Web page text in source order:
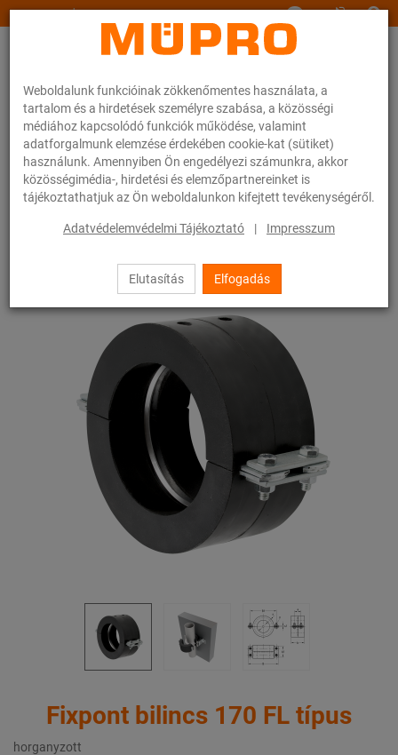
Weboldalunk funkcióinak zökkenőmentes használata, a
tartalom és a hirdetések személyre szabása, a közösségi
médiához kapcsolódó funkciók működése, valamint
adatforgalmunk elemzése érdekében cookie-kat (sütiket)
használunk. Amennyiben Ön engedélyezi számunkra, akkor
közösségimédia-, hirdetési és elemzőpartnereinket is
tájékoztathatjuk az Ön weboldalunkon kifejtett tevékenységéről.
Adatvédelemvédelmi Tájékoztató | Impresszum
Elutasítás Elfogadás
www.muepro.hu
Webáruhàz Rögzítéstechnika
Csőbilincsek
Fixpont bilincs 170 FL típus
Fixpont bilincs 170 FL típus
horganyzott